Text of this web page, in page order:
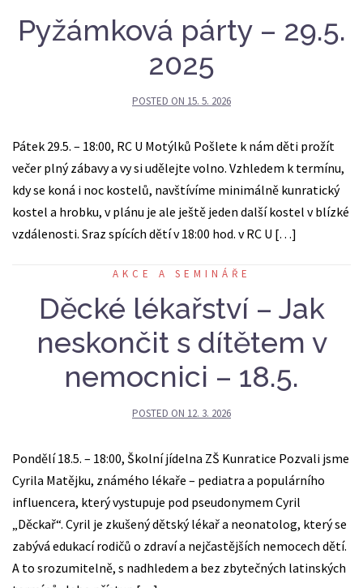
Pyžámková párty – 29.5.
2025
POSTED ON 15. 5. 2026
Pátek 29.5. – 18:00, RC U Motýlků Pošlete k nám děti prožít
večer plný zábavy a vy si udělejte volno. Vzhledem k termínu,
kdy se koná i noc kostelů, navštívíme minimálně kunratický
kostel a hrobku, v plánu je ale ještě jeden další kostel v blízké
vzdálenosti. Sraz spících dětí v 18:00 hod. v RC U […]
AKCE A SEMINÁŘE
Děcké lékařství – Jak
neskončit s dítětem v
nemocnici – 18.5.
POSTED ON 12. 3. 2026
Pondělí 18.5. – 18:00, Školní jídelna ZŠ Kunratice Pozvali jsme
Cyrila Matějku, známého lékaře – pediatra a populárního
influencera, který vystupuje pod pseudonymem Cyril
„Děckař“. Cyril je zkušený dětský lékař a neonatolog, který se
zabývá edukací rodičů o zdraví a nejčastějších nemocech dětí.
A to srozumitelně, s nadhledem a bez zbytečných latinských